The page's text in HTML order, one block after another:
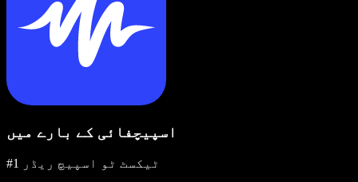
اسپیچفائی کے بارے میں
#1 ٹیکسٹ ٹو اسپیچ ریڈر